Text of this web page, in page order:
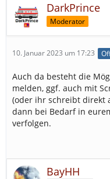
DarkPrince
Moderator
10. Januar 2023 um 17:23
Auch da besteht die
melden, ggf. auch mit
(oder ihr schreibt direkt
dann bei Bedarf in
verfolgen.
BayHH